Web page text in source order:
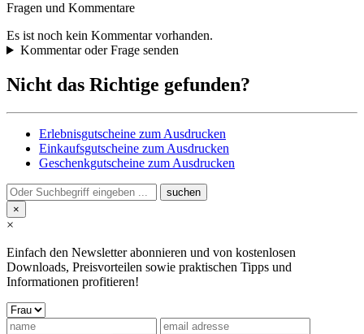
Fragen und Kommentare
Es ist noch kein Kommentar vorhanden.
Kommentar oder Frage senden
Nicht das Richtige gefunden?
Erlebnisgutscheine zum Ausdrucken
Einkaufsgutscheine zum Ausdrucken
Geschenkgutscheine zum Ausdrucken
×
×
Einfach den Newsletter abonnieren und von kostenlosen
Downloads, Preisvorteilen sowie praktischen Tipps und
Informationen profitieren!